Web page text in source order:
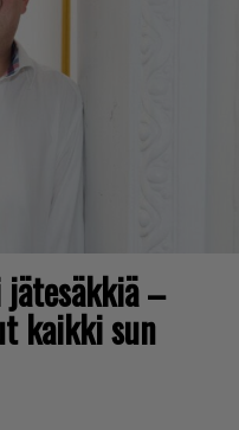
–
kaikki sun